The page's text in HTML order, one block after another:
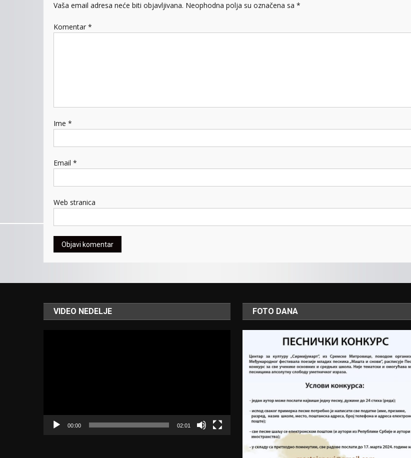
Vaša email adresa neće biti objavljivana. Neophodna polja su označena sa *
Komentar *
Ime *
Email *
Web stranica
VIDEO NEDELJE
00:00 02:01
FOTO DANA